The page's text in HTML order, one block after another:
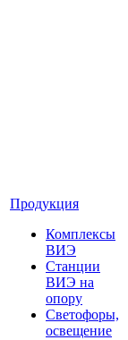
Продукция
Комплексы
ВИЭ
Станции
ВИЭ на
опору
Светофоры,
освещение